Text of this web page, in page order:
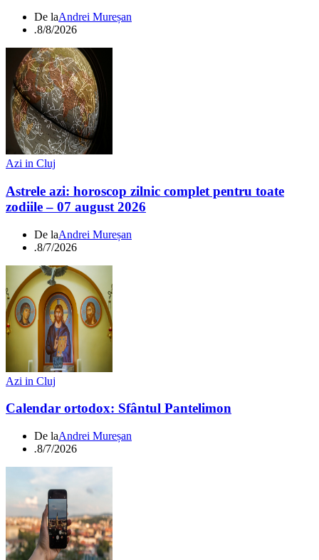
De laAndrei Mureșan
.8/8/2026
Azi in Cluj
Astrele azi: horoscop zilnic complet pentru toate
zodiile – 07 august 2026
De laAndrei Mureșan
.8/7/2026
Azi in Cluj
Calendar ortodox: Sfântul Pantelimon
De laAndrei Mureșan
.8/7/2026